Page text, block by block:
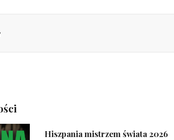
Hiszpania mistrzem świata 2026